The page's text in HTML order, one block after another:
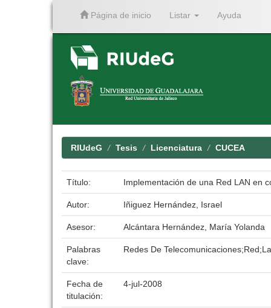
Página de inicio Listar Ayuda
RIUdeG Tesis Licenciatura CUCEA
Título: Implementación de una Red LAN en
Autor: Iñiguez Hernández, Israel
Asesor: Alcántara Hernández, María Yolanda
Palabras
clave:
Redes De
Fecha de
titulación:
4-jul-2008